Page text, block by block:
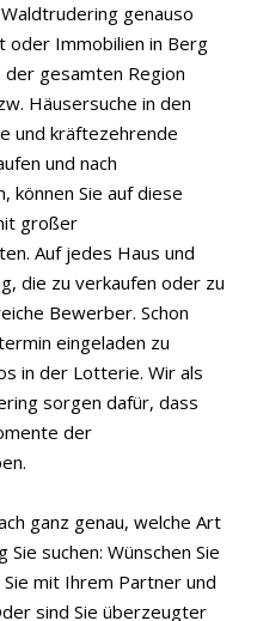
genauso
oder Immobilien in Berg
gesamten Region
Häusersuche in den
und kräftezehrende
und nach
können Sie auf diese
großer
Auf jedes Haus und
die zu verkaufen oder zu
Bewerber. Schon
eingeladen zu
in der Lotterie. Wir als
sorgen dafür, dass
der
ganz genau, welche Art
suchen: Wünschen Sie
Sie mit Ihrem Partner und
sind Sie überzeugter